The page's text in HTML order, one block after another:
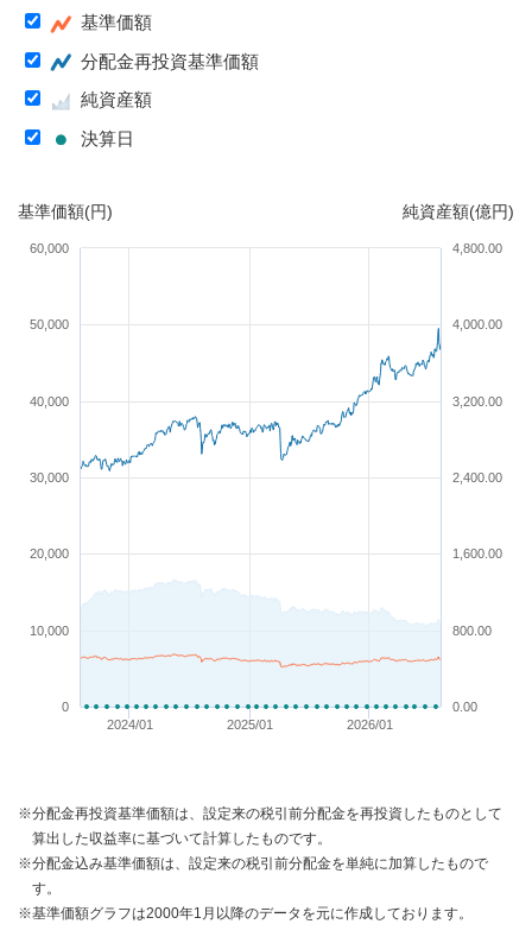
基準価額
分配金再投資基準価額
純資産額
決算日
基準価額(円) 純資産額(億円)
2024/01 2025/01 2026/01
0
20,000
40,000
60,000
10,000
30,000
50,000
0.00
800.00
1,600.00
2,400.00
3,200.00
4,000.00
4,800.00
※分配金再投資基準価額は、設定来の税引前分配金を再投資したものとして
算出した収益率に基づいて計算したものです。
※分配金込み基準価額は、設定来の税引前分配金を単純に加算したもので
す。
※基準価額グラフは2000年1月以降のデータを元に作成しております。